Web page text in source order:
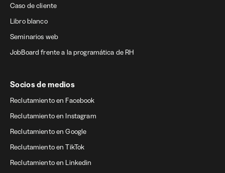
Caso de cliente
Libro blanco
Seminarios web
JobBoard frente a la programática de RH
Socios de medios
Reclutamiento en Facebook
Reclutamiento en Instagram
Reclutamiento en Google
Reclutamiento en TikTok
Reclutamiento en Linkedin